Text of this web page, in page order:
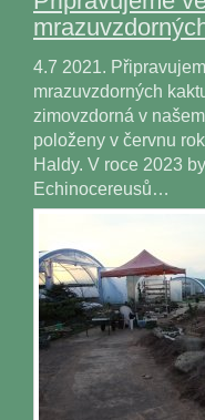
4.7 2021.
mrazuvzdorných
zimovzdorná v
položeny v červnu
Haldy. V roce 2023
Echinocereusů…